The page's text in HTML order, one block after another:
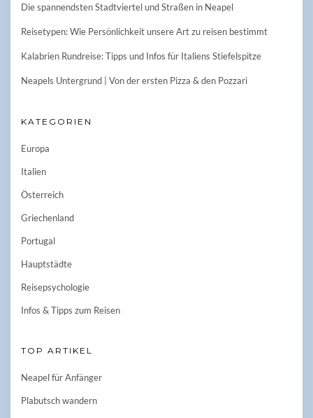
Die spannendsten Stadtviertel und Straßen in Neapel
Reisetypen: Wie Persönlichkeit unsere Art zu reisen bestimmt
Kalabrien Rundreise: Tipps und Infos für Italiens Stiefelspitze
Neapels Untergrund | Von der ersten Pizza & den Pozzari
KATEGORIEN
Europa
Italien
Österreich
Griechenland
Portugal
Hauptstädte
Reisepsychologie
Infos & Tipps zum Reisen
TOP ARTIKEL
Neapel für Anfänger
Plabutsch wandern